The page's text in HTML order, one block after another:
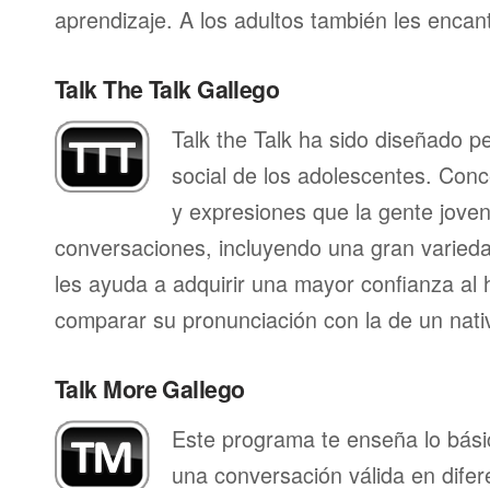
aprendizaje. A los adultos también les
Talk The Talk Gallego
Talk the Talk ha sido diseñado
social de los adolescentes.
y expresiones que la gente
conversaciones, incluyendo una gran
les ayuda a adquirir una mayor confianza al
comparar su pronunciación con la de un
Talk More Gallego
Este programa te enseña lo
una conversación válida en